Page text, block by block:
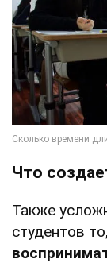
Что
Также
студентов